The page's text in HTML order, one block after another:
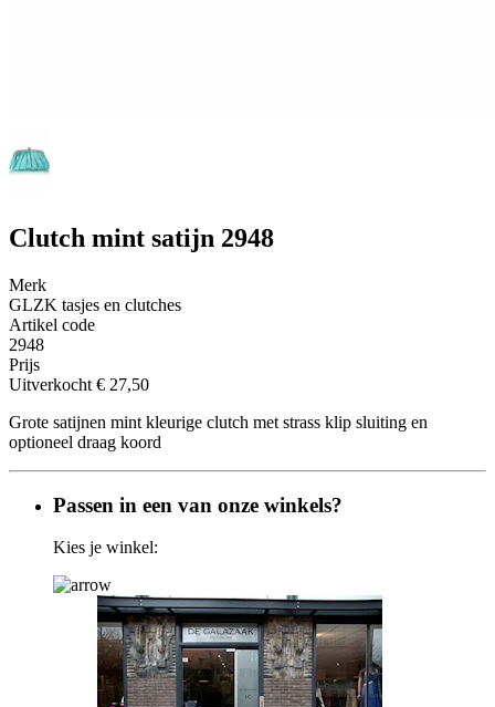
Clutch mint satijn 2948
Merk
GLZK tasjes en clutches
Artikel code
2948
Prijs
Uitverkocht € 27,50
Grote satijnen mint kleurige clutch met strass klip sluiting en
optioneel draag koord
Passen in een van onze winkels?
Kies je winkel: